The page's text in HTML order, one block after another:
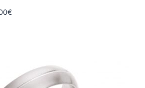
€Hintaluokka: